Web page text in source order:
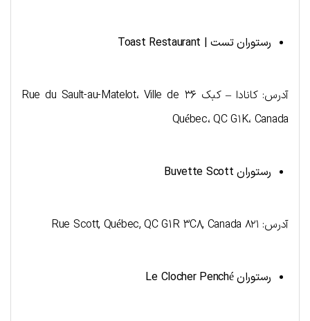
رستوران تست | Toast Restaurant
آدرس: کانادا – کبک ۳۶ Rue du Sault-au-Matelot، Ville de
Québec، QC G۱K، Canada
رستوران Buvette Scott
آدرس: ۸۲۱ Rue Scott, Québec, QC G1R 3C8, Canada
رستورانLe Clocher Penché